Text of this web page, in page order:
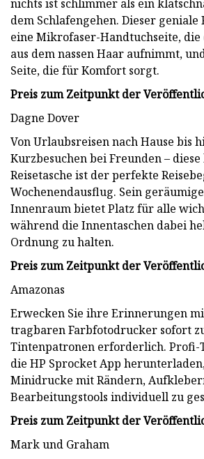
nichts ist schlimmer als ein
dem Schlafengehen. Dieser geniale
eine Mikrofaser-Handtuchseite,
aus dem nassen Haar aufnimmt,
Seite, die für Komfort sorgt.
Preis zum Zeitpunkt der
Dagne Dover
Von Urlaubsreisen nach Hause bis
Kurzbesuchen bei Freunden –
Reisetasche ist der perfekte
Wochenendausflug. Sein
Innenraum bietet Platz für alle
während die Innentaschen dabei
Ordnung zu halten.
Preis zum Zeitpunkt der
Amazonas
Erwecken Sie ihre Erinnerungen
tragbaren Farbfotodrucker sofort
Tintenpatronen erforderlich. Profi-
die HP Sprocket App
Minidrucke mit Rändern,
Bearbeitungstools individuell zu
Preis zum Zeitpunkt der
Mark und Graham